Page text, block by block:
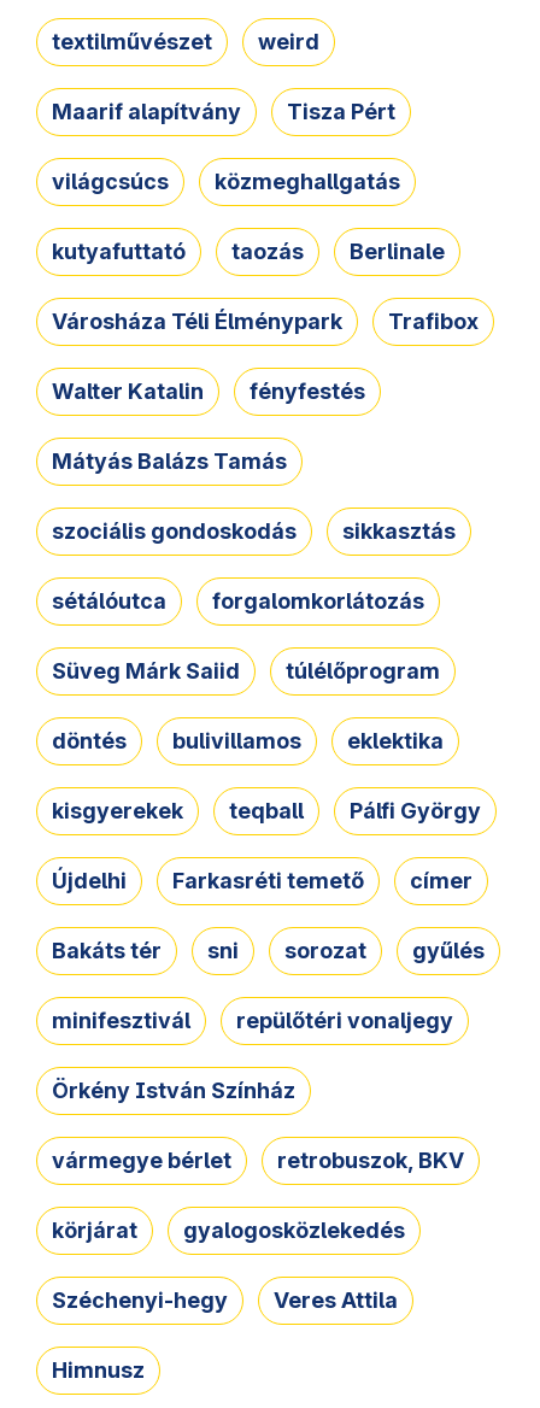
textilművészet weird
Maarif alapítvány Tisza Pért
világcsúcs közmeghallgatás
kutyafuttató taozás Berlinale
Városháza Téli Élménypark Trafibox
Walter Katalin fényfestés
Mátyás Balázs Tamás
szociális gondoskodás sikkasztás
sétálóutca forgalomkorlátozás
Süveg Márk Saiid túlélőprogram
döntés bulivillamos eklektika
kisgyerekek teqball Pálfi György
Újdelhi Farkasréti temető címer
Bakáts tér sni sorozat gyűlés
minifesztivál repülőtéri vonaljegy
Örkény István Színház
vármegye bérlet retrobuszok, BKV
körjárat gyalogosközlekedés
Széchenyi-hegy Veres Attila
Himnusz